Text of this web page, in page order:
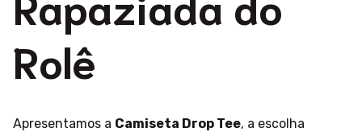
Rolê
Apresentamos a Camiseta Drop Tee, a escolha